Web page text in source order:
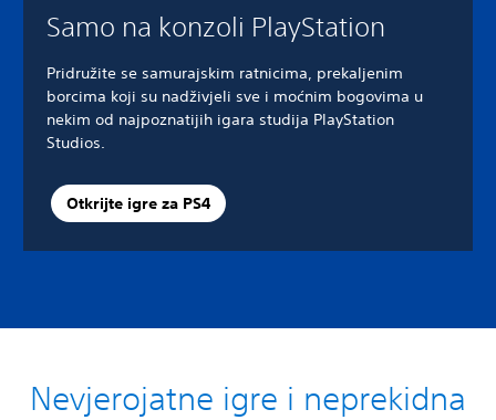
Samo na konzoli PlayStation
Pridružite se samurajskim ratnicima, prekaljenim
borcima koji su nadživjeli sve i moćnim bogovima u
nekim od najpoznatijih igara studija PlayStation
Studios.
Otkrijte igre za PS4
Nevjerojatne igre i neprekidna